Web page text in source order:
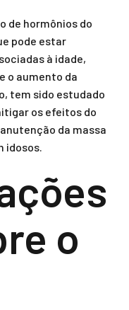
de hormônios do
pode estar
à idade,
o aumento da
tem sido estudado
os efeitos do
da massa
idosos.
o